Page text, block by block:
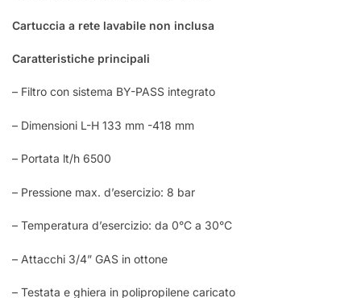
Cartuccia a rete lavabile non inclusa
Caratteristiche principali
– Filtro con sistema BY-PASS integrato
– Dimensioni L-H 133 mm -418 mm
– Portata lt/h 6500
– Pressione max. d’esercizio: 8 bar
– Temperatura d’esercizio: da 0°C a 30°C
– Attacchi 3/4” GAS in ottone
– Testata e ghiera in polipropilene caricato